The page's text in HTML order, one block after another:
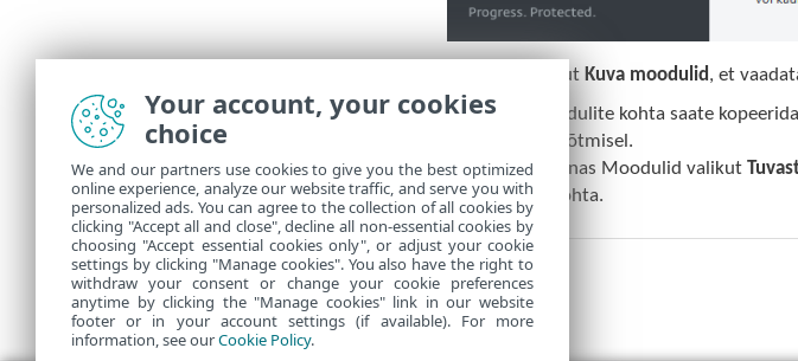
Klõpsake valikut Kuva moodulid, et
Teavet moodulite kohta saate
ühenduse võtmisel.
Klõpsake aknas Moodulid valikut
versiooni kohta.
Your account, your cookies
choice
We and our partners use cookies to give you the best optimized
online experience, analyze our website traffic, and serve you with
personalized ads. You can agree to the collection of all cookies by
clicking "Accept all and close", decline all non-essential cookies by
choosing "Accept essential cookies only", or adjust your cookie
settings by clicking "Manage cookies". You also have the right to
withdraw your consent or change your cookie preferences
anytime by clicking the "Manage cookies" link in our website
footer or in your account settings (if available). For more
information, see ourCookie Policy.